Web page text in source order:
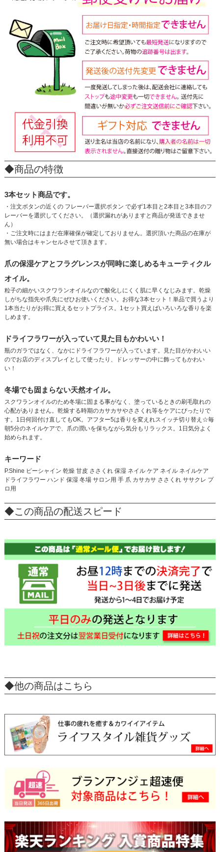
◆商品の特徴
3本セット商品です。
・注文ボタンの近くの フレーバー選択ボタン で必ず1本目と2本目と3本目のフ
レーバーを選択してください。（選択漏れがありますと商品が発送できませ
ん）
・ご注文時にはまだ在庫確保が確定しておりません。選択頂いた商品の在庫が
無い場合はキャンセルさせて頂きます。
爪の保湿ケアとフラグレンスが同時に楽しめるキューティクル
オイル。
粒子の細かいスクワランオイルなので酸化しにくく肌に早くなじみます。乾燥
しがちな指先や爪先にぜひお使いください。お得な3本セット！単品で買うより
1本当たりがお得に買えるセットプライス。1セット買えばいろいろな香りを楽
しめます。
ドライフラワーが入っていて見た目もかわいい！
瓶のガラではなく、なかにドライフラワーが入っています。見た目がかわいい
のでお店のディスプレイとして使ったり、ドレッサーの中に飾ってもかわい
い！
冬場でも固まらない天然オイル。
スクワランオイルのため冬場に固まる事がなく、塗っているときの刷毛取れの
心配がありません。乾燥する時期のカサカサやささくれ等をケアにぴったりで
す。1日何回付け直してもOK。アフター5は香りを変えれスイッチ切り替え☆毎
朝5分のネイルケアで、爪の潤いを保ちながら気分もリラックス。1日気分よく
始められます。
キーワード
P.Shine ピーシャイン 乾燥 甘皮 ささくれ 保湿 ネイル ケア ネイル ネイルケア
ドライフラワー ハンド 保湿 冬場 サロン用 手 爪 カサカサ ささくれ ササクレ プ
ロ用
◆この商品の配送スピード
◆他の商品はこちら